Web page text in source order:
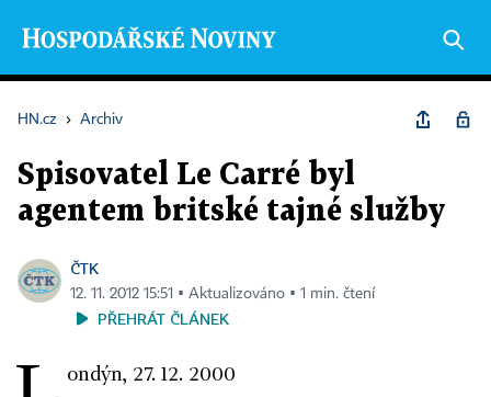
HN.cz › Archiv
Spisovatel Le Carré byl
agentem britské tajné služby
ČTK
12. 11. 2012 15:51 ▪ Aktualizováno ▪ 1 min. čtení
PŘEHRÁT ČLÁNEK
ondýn, 27. 12. 2000